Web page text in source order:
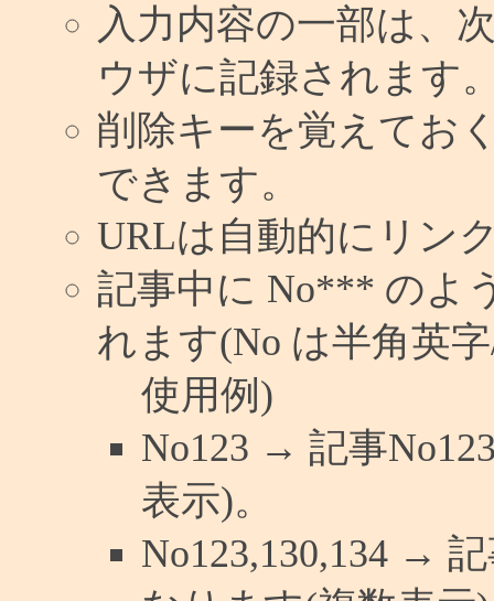
入力内容の一部は、
ウザに記録されます
削除キーを覚えてお
できます。
URLは自動的にリン
記事中に No*** のよ
れます(No は半角英
使用例)
No123 → 記事
表示)。
No123,130,134 →